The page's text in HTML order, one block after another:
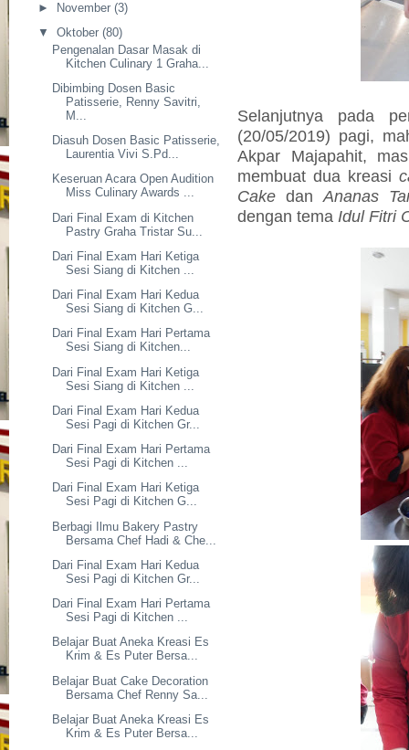
►
November (3)
▼ Oktober (80)
Pengenalan Dasar Masak di
Kitchen Culinary 1 Graha...
Dibimbing Dosen Basic
Patisserie, Renny Savitri,
M...
Diasuh Dosen Basic Patisserie,
Laurentia Vivi S.Pd...
Keseruan Acara Open Audition
Miss Culinary Awards ...
Dari Final Exam di Kitchen
Pastry Graha Tristar Su...
Dari Final Exam Hari Ketiga
Sesi Siang di Kitchen ...
Dari Final Exam Hari Kedua
Sesi Siang di Kitchen G...
Dari Final Exam Hari Pertama
Sesi Siang di Kitchen...
Dari Final Exam Hari Ketiga
Sesi Siang di Kitchen ...
Dari Final Exam Hari Kedua
Sesi Pagi di Kitchen Gr...
Dari Final Exam Hari Pertama
Sesi Pagi di Kitchen ...
Dari Final Exam Hari Ketiga
Sesi Pagi di Kitchen G...
Berbagi Ilmu Bakery Pastry
Bersama Chef Hadi & Che...
Dari Final Exam Hari Kedua
Sesi Pagi di Kitchen Gr...
Dari Final Exam Hari Pertama
Sesi Pagi di Kitchen ...
Belajar Buat Aneka Kreasi Es
Krim & Es Puter Bersa...
Belajar Buat Cake Decoration
Bersama Chef Renny Sa...
Belajar Buat Aneka Kreasi Es
Krim & Es Puter Bersa...
Selanjutnya pada
(20/05/2019) pagi,
Akpar Majapahit,
membuat dua kreasi
Cake dan Ananas
dengan tema Idul Fitri